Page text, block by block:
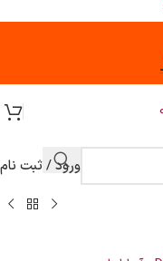
ورود / ثبت نام